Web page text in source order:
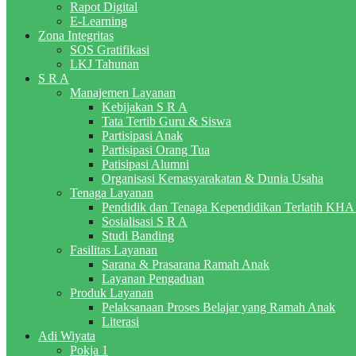
Rapot Digital
E-Learning
Zona Integritas
SOS Gratifikasi
LKJ Tahunan
S R A
Manajemen Layanan
Kebijakan S R A
Tata Tertib Guru & Siswa
Partisipasi Anak
Partisipasi Orang Tua
Patisipasi Alumni
Organisasi Kemasyarakatan & Dunia Usaha
Tenaga Layanan
Pendidik dan Tenaga Kependidikan Terlatih
Sosialisasi S R A
Studi Banding
Fasilitas Layanan
Sarana & Prasarana Ramah Anak
Layanan Pengaduan
Produk Layanan
Pelaksanaan Proses Belajar yang Ramah Anak
Literasi
Adi Wiyata
Pokja 1